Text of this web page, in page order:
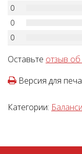
0
0
0
Оставьте отзыв
Версия для
Категории: